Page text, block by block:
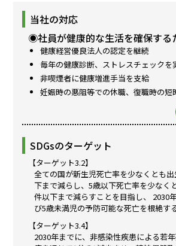
当社の対応
◉社員が健康的な生活を確保する
健康経営優良法人の認定を継続
毎年の健康診断、ストレスチェックを
非喫煙者に健康増進手当を支給
妊娠時の悪阻等での休職、復職時の
SDGsのターゲット
【ターゲット3.2】
全ての国が新生児死亡率を少なくとも
下まで減らし、5歳以下死亡率を少なく
件以下まで減らすことを目指し、 2030
び5歳未満児の予防可能な死亡を根絶す
【ターゲット3.4】
2030年までに、非感染性疾患による若